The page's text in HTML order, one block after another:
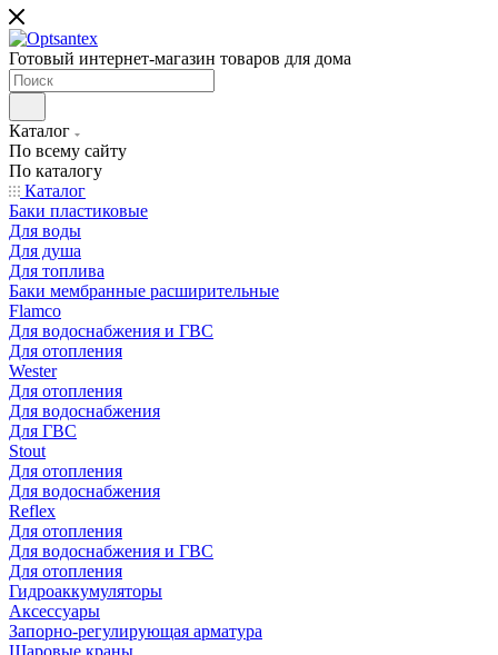
Готовый интернет-магазин товаров для дома
Каталог
По всему сайту
По каталогу
Каталог
Баки пластиковые
Для воды
Для душа
Для топлива
Баки мембранные расширительные
Flamco
Для водоснабжения и ГВС
Для отопления
Wester
Для отопления
Для водоснабжения
Для ГВС
Stout
Для отопления
Для водоснабжения
Reflex
Для отопления
Для водоснабжения и ГВС
Для отопления
Гидроаккумуляторы
Аксессуары
Запорно-регулирующая арматура
Шаровые краны